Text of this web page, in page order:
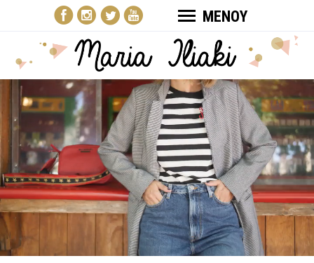
ΜΕΝΟΥ